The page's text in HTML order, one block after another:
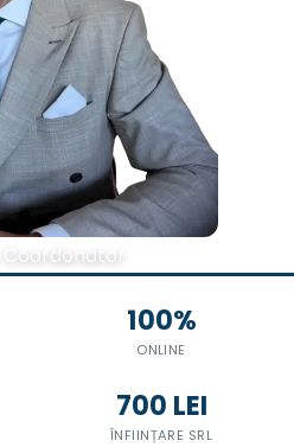
100%
ONLINE
700 LEI
ÎNFIINȚARE SRL